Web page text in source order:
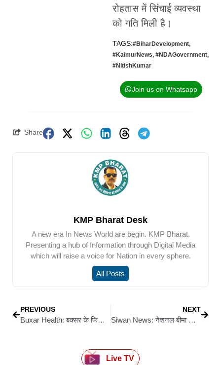
रोहतास में सिंचाई व्यवस्था
को गति मिली है।
TAGS:#BiharDevelopment,
#KaimurNews, #NDAGovernment,
#NitishKumar
Join us on Whatsapp
Share
KMP Bharat Desk
A new era In News World are begin. KMP Bharat.
Presenting a hub of Information through Digital Media
which will raise a voice for Nation in every sphere.
All Posts
PREVIOUS
Buxar Health: बक्सर के फिजिशियन डॉ. अभिमन्यु सिंह – महानगरों का अनुभव, अब गृह जिले में निस्वार्थ सेवा
NEXT
Siwan News: नेशनल बीमा कंपनी को उपभोक्ता आयोग का झटका, वादिनी को भुगतान का आदेश
Live TV